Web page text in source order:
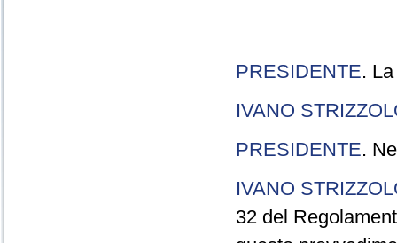
PRESIDENTE.
IVANO
PRESIDENTE.
IVANO
32 del